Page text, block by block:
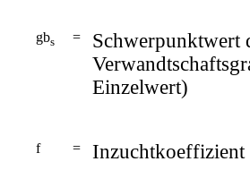
gbs =
Schwerpunktwert
Einzelwert)
f = Inzuchtkoeffizient